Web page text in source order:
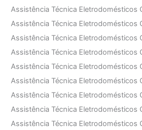
Assistência Técnica Eletrodomésticos
Assistência Técnica Eletrodomésticos
Assistência Técnica Eletrodomésticos
Assistência Técnica Eletrodomésticos
Assistência Técnica Eletrodomésticos
Assistência Técnica Eletrodomésticos
Assistência Técnica Eletrodomésticos
Assistência Técnica Eletrodomésticos
Assistência Técnica Eletrodomésticos